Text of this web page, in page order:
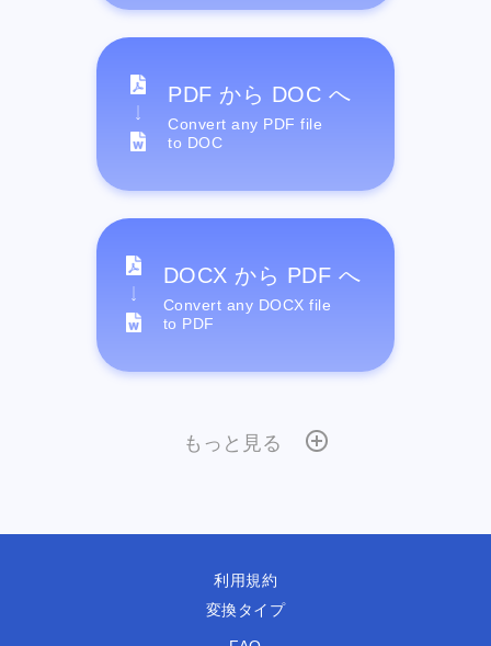
PDF から DOC へ
Convert any PDF file
to DOC
DOCX から PDF へ
Convert any DOCX file
to PDF
もっと見る
利用規約
変換タイプ